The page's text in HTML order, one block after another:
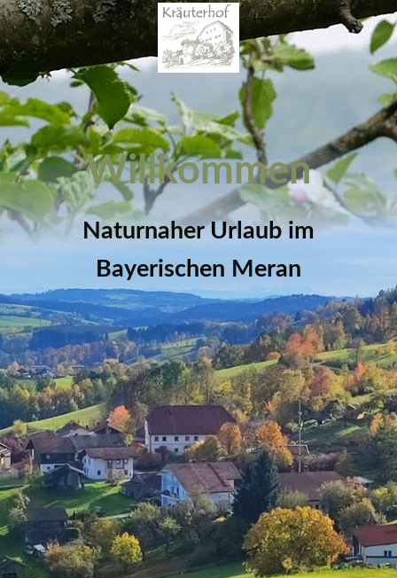
Willkommen
Naturnaher Urlaub im
Bayerischen Meran